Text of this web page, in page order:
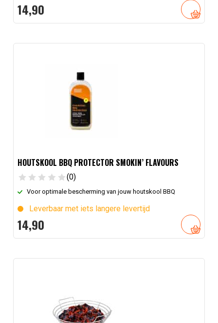
14,90
HOUTSKOOL BBQ PROTECTOR SMOKIN’ FLAVOURS
(0)
Voor optimale bescherming van jouw houtskool BBQ
Leverbaar met iets langere levertijd
14,90